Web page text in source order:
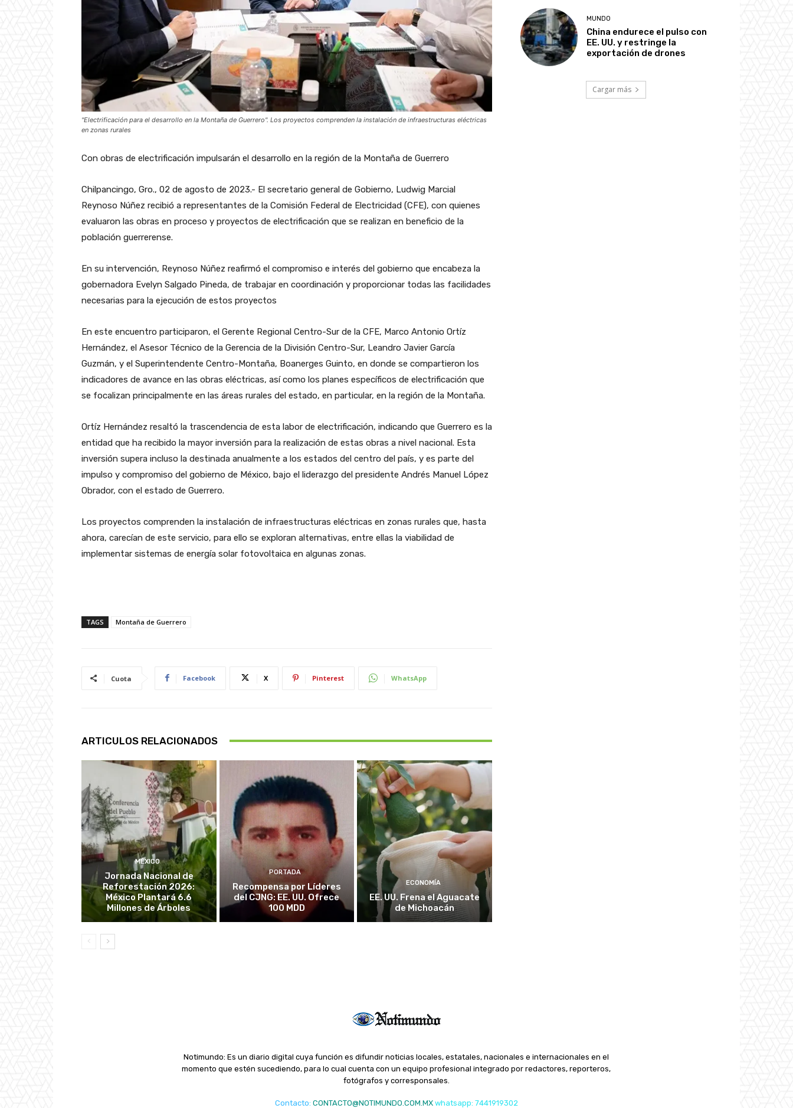
"Electrificación para el desarrollo en la Montaña de Guerrero". Los proyectos comprenden la instalación de infraestructuras eléctricas
en zonas rurales
Con obras de electrificación impulsarán el desarrollo en la región de la Montaña de Guerrero
Chilpancingo, Gro., 02 de agosto de 2023.- El secretario general de Gobierno, Ludwig Marcial
Reynoso Núñez recibió a representantes de la Comisión Federal de Electricidad (CFE), con quienes
evaluaron las obras en proceso y proyectos de electrificación que se realizan en beneficio de la
población guerrerense.
En su intervención, Reynoso Núñez reafirmó el compromiso e interés del gobierno que encabeza la
gobernadora Evelyn Salgado Pineda, de trabajar en coordinación y proporcionar todas las facilidades
necesarias para la ejecución de estos proyectos
En este encuentro participaron, el Gerente Regional Centro-Sur de la CFE, Marco Antonio Ortíz
Hernández, el Asesor Técnico de la Gerencia de la División Centro-Sur, Leandro Javier García
Guzmán, y el Superintendente Centro-Montaña, Boanerges Guinto, en donde se compartieron los
indicadores de avance en las obras eléctricas, así como los planes específicos de electrificación que
se focalizan principalmente en las áreas rurales del estado, en particular, en la región de la Montaña.
Ortíz Hernández resaltó la trascendencia de esta labor de electrificación, indicando que Guerrero es la
entidad que ha recibido la mayor inversión para la realización de estas obras a nivel nacional. Esta
inversión supera incluso la destinada anualmente a los estados del centro del país, y es parte del
impulso y compromiso del gobierno de México, bajo el liderazgo del presidente Andrés Manuel López
Obrador, con el estado de Guerrero.
Los proyectos comprenden la instalación de infraestructuras eléctricas en zonas rurales que, hasta
ahora, carecían de este servicio, para ello se exploran alternativas, entre ellas la viabilidad de
implementar sistemas de energía solar fotovoltaica en algunas zonas.
TAGS Montaña de Guerrero
Cuota Facebook X Pinterest WhatsApp
ARTICULOS RELACIONADOS
MÉXICO
Jornada Nacional de
Reforestación 2026:
México Plantará 6.6
Millones de Árboles
PORTADA
Recompensa por Líderes
del CJNG: EE. UU. Ofrece
100 MDD
ECONOMÍA
EE. UU. Frena el Aguacate
de Michoacán
MUNDO
China endurece el pulso con
EE. UU. y restringe la
exportación de drones
Cargar más
Notimundo: Es un diario digital cuya función es difundir noticias locales, estatales, nacionales e internacionales en el
momento que estén sucediendo, para lo cual cuenta con un equipo profesional integrado por redactores, reporteros,
fotógrafos y corresponsales.
Contacto: CONTACTO@NOTIMUNDO.COM.MX whatsapp: 7441919302